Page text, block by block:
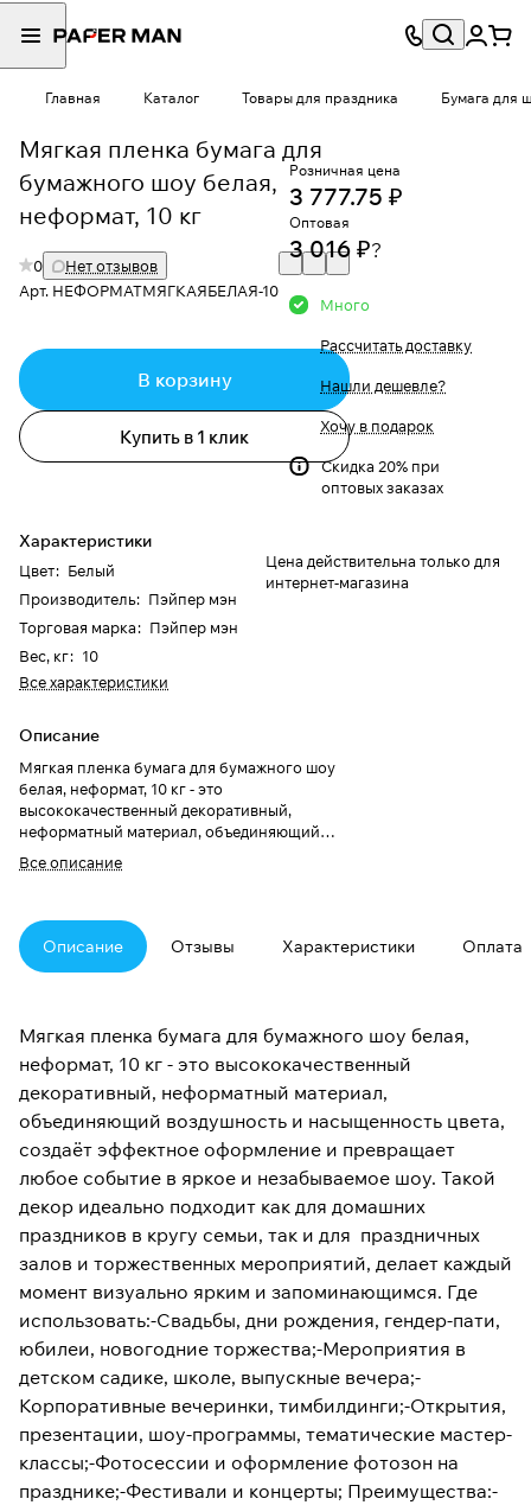
Главная Каталог Товары для праздника Бумага для
Мягкая пленка бумага для
бумажного шоу белая,
неформат, 10 кг
0
Нет отзывов
Арт. НЕФОРМАТМЯГКАЯБЕЛАЯ-10
В корзину
Купить в 1 клик
Характеристики
Цвет: Белый
Производитель: Пэйпер мэн
Торговая марка: Пэйпер мэн
Вес, кг: 10
Все характеристики
Описание
Мягкая пленка бумага для бумажного шоу
белая, неформат, 10 кг - это
высококачественный декоративный,
неформатный материал, объединяющий
создаёт эффектное оформление и
незабываемое шоу. Такой декор идеально
подходит как для домашних праздников в
кругу семьи, так и для праздничных залов и
Свадьбы, дни рождения, гендер-пати,
юбилеи, новогодние торжества;-
Мероприятия в детском садике, школе,
выпускные вечера;-Корпоративные
вечеринки, тимбилдинги;-Открытия,
презентации, шоу-программы,
тематические мастер-классы;-Фотосессии и
оформление фотозон на празднике;-
Фестивали и концерты; Преимущества:-
Универсальность и безопасность для детей
и взрослых;-Лёгкость в использовании и
уборке;-Высококачественный материал;-
Подходит для любой тематики праздника и
легко сочетается с другими декорациями;-
Можно использовать как для помещений,
так и для уличных площадок.Этот декор
помогает превратить любое событие в
эффектное шоу, делает атмосферу
торжества особенно праздничной и
добавляет впечатления и эмоции, которые
надолго останутся в памяти гостей.
Все описание
Розничная цена
3 777.75 ₽
Оптовая
3 016 ₽?
Много
Рассчитать доставку
Нашли дешевле?
Хочу в подарок
Скидка 20% при
оптовых заказах
Цена действительна только для
интернет-магазина
Описание Отзывы Характеристики Оплата
Мягкая пленка бумага для бумажного шоу белая,
неформат, 10 кг - это высококачественный
декоративный, неформатный материал,
объединяющий воздушность и насыщенность цвета,
создаёт эффектное оформление и превращает
любое событие в яркое и незабываемое шоу. Такой
декор идеально подходит как для домашних
праздников в кругу семьи, так и для праздничных
залов и торжественных мероприятий, делает каждый
момент визуально ярким и запоминающимся. Где
использовать:-Свадьбы, дни рождения, гендер-пати,
юбилеи, новогодние торжества;-Мероприятия в
детском садике, школе, выпускные вечера;-
Корпоративные вечеринки, тимбилдинги;-Открытия,
презентации, шоу-программы, тематические мастер-
классы;-Фотосессии и оформление фотозон на
празднике;-Фестивали и концерты; Преимущества:-